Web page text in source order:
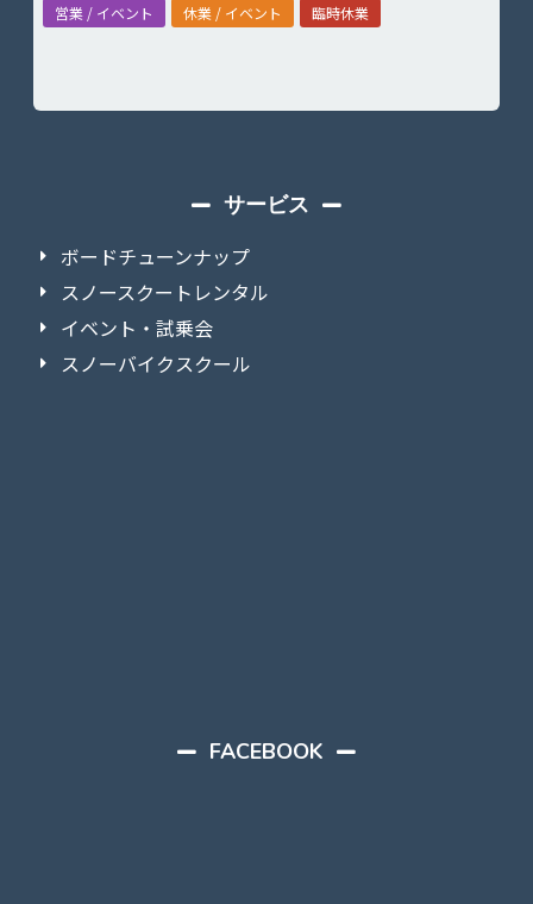
営業 / イベント
休業 / イベント 臨時休業
サービス
ボードチューンナップ
スノースクートレンタル
イベント・試乗会
スノーバイクスクール
FACEBOOK